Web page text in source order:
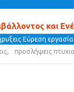
και
Εύρεση
, προσλήψεις